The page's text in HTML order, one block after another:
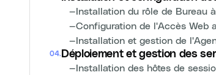
—Installation du rôle de Bureau
—Configuration de l'Accès Web
—Installation et gestion de
04. Déploiement et gestion des
—Installation des hôtes de